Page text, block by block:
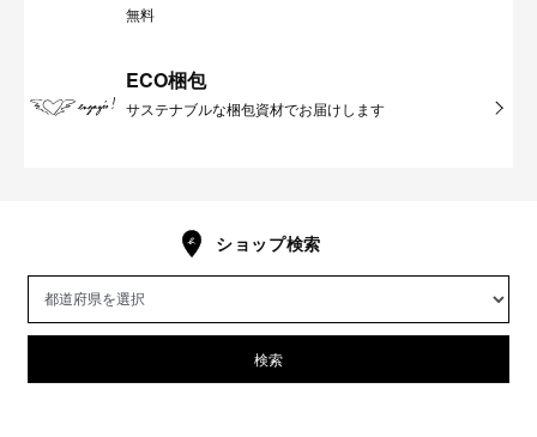
無料
ECO梱包
サステナブルな梱包資材でお届けします
ショップ検索
検索